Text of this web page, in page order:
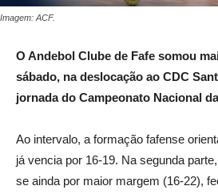
Imagem: ACF.
O Andebol Clube de Fafe somou
sábado, na deslocação ao CDC
jornada do Campeonato Nacional
Ao intervalo, a formação fafense
já vencia por 16-19. Na segunda
se ainda por maior margem (16-22),